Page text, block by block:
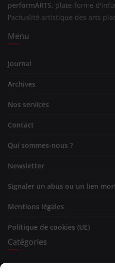
performARTS, plate-forme
l'actualité artistique des arts
Menu
Journal
Archives
Nos services
Contact
Qui sommes-nous ?
Newsletter
Signaler un abus ou un lien
Mentions légales
Politique de cookies (UE)
Catégories